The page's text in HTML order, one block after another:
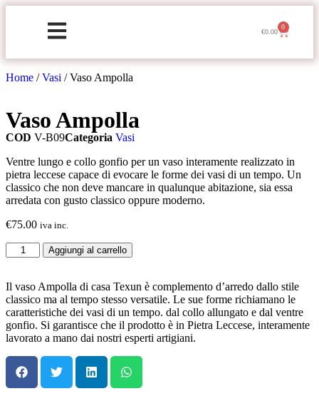
€0.00
0
Home /Vasi / Vaso Ampolla
Vaso Ampolla
COD V-B09Categoria Vasi
Ventre lungo e collo gonfio per un vaso interamente realizzato in
pietra leccese capace di evocare le forme dei vasi di un tempo. Un
classico che non deve mancare in qualunque abitazione, sia essa
arredata con gusto classico oppure moderno.
€75.00 iva inc.
Aggiungi al carrello
Il vaso Ampolla di casa Texun è complemento d’arredo dallo stile
classico ma al tempo stesso versatile. Le sue forme richiamano le
caratteristiche dei vasi di un tempo. dal collo allungato e dal ventre
gonfio. Si garantisce che il prodotto è in Pietra Leccese, interamente
lavorato a mano dai nostri esperti artigiani.